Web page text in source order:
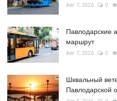
Авг 7, 2026 0
Павлодарские
маршрут
Авг 7, 2026 0
Шквальный
Павлодарской